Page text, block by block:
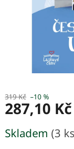
319 Kč –10 %
287,10 Kč
cena:
Skladem (3